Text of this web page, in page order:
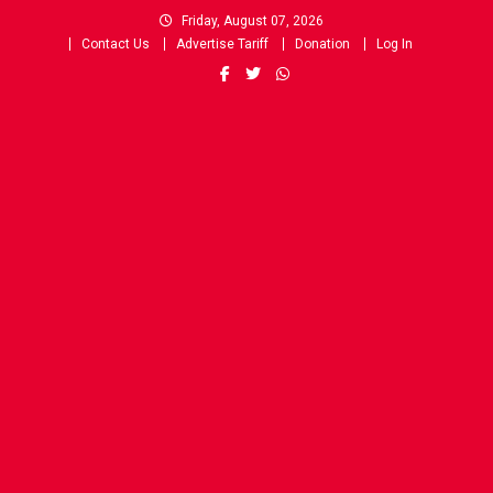
Friday, August 07, 2026
Contact Us
Advertise Tariff Donation Log In